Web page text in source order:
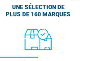
UNE SÉLECTION DE
PLUS DE 160 MARQUES